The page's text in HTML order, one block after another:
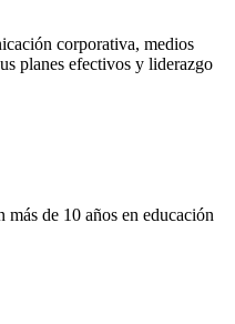
corporativa, medios
planes efectivos y liderazgo
de 10 años en educación